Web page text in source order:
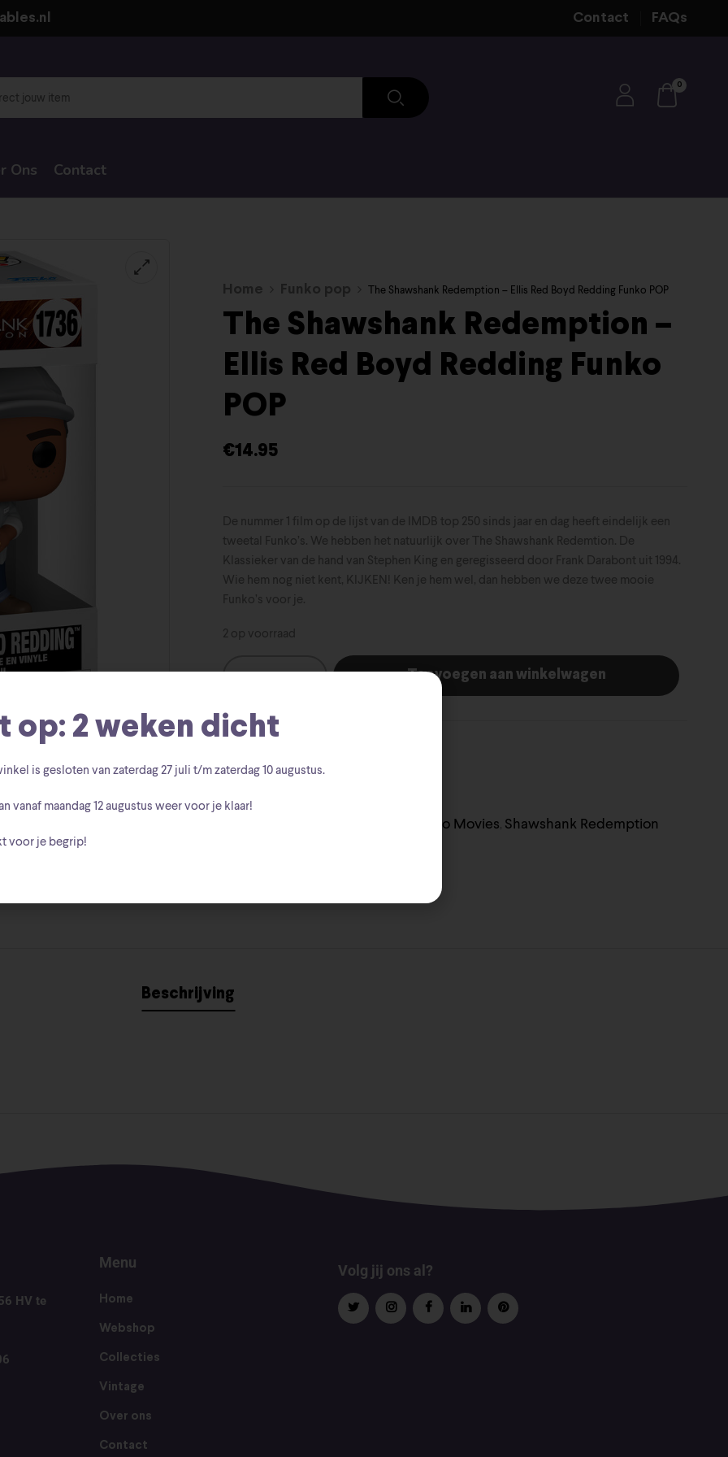
Contact FAQs
0
Ons Contact
Home Funko pop The Shawshank Redemption – Ellis Red Boyd Redding Funko POP
The Shawshank Redemption –
Ellis Red Boyd Redding Funko
POP
€14.95
De nummer 1 film op de lijst van de IMDB top 250 sinds jaar en dag heeft eindelijk een
tweetal Funko’s. We hebben het natuurlijk over The Shawshank Redemtion. De
Klassieker van de hand van Stephen King en geregisseerd door Frank Darabont uit 1994.
Wie hem nog niet kent, KIJKEN! Ken je hem wel, dan hebben we deze twee mooie
Funko’s voor je.
2 op voorraad
Toevoegen aan winkelwagen
Funko Movies Shawshank Redemption
Beschrijving
HV te
Menu
Home
Webshop
Collecties
Vintage
Over ons
Contact
Volg jij ons al?
op: 2 weken dicht
is gesloten van zaterdag27 juli t/m zaterdag 10 augustus.
vanaf maandag 12 augustus weer voor je klaar!
voor je begrip!